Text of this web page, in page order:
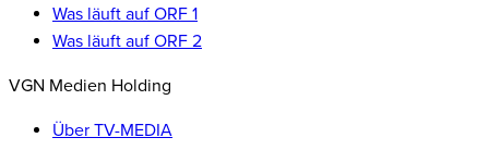
Was läuft auf ORF 1
Was läuft auf ORF 2
VGN Medien Holding
Über TV-MEDIA